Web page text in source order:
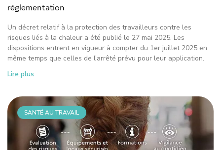
réglementation
Un décret relatif à la protection des travailleurs contre les
risques liés à la chaleur a été publié le 27 mai 2025. Les
dispositions entrent en vigueur à compter du 1er juillet 2025 en
même temps que celles de l’arrêté prévu pour leur application.
Lire plus
SANTÉ AU TRAVAIL